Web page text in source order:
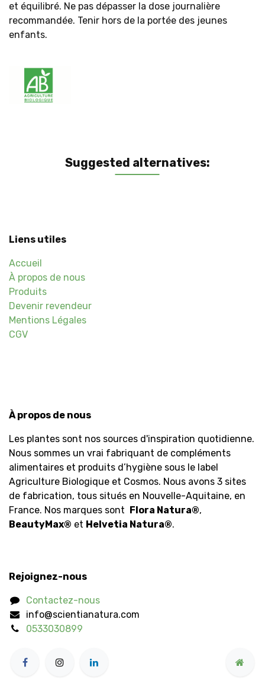
et équilibré. Ne pas dépasser la dose journalière
recommandée. Tenir hors de la portée des jeunes
enfants.
Suggested alternatives:
Liens utiles
Accueil
À propos de nous
Produits
Devenir revendeur
Mentions Légales
CGV
À propos de nous
Les plantes sont nos sources d'inspiration quotidienne.
Nous sommes un vrai fabriquant de compléments
alimentaires et produits d’hygiène sous le label
Agriculture Biologique et Cosmos. Nous avons 3 sites
de fabrication, tous situés en Nouvelle-Aquitaine, en
France. Nos marques sont
Flora Natura®,
BeautyMax® et Helvetia Natura®.
Rejoignez-nous
Contactez-nous
info@scientianatura.com
0533030899